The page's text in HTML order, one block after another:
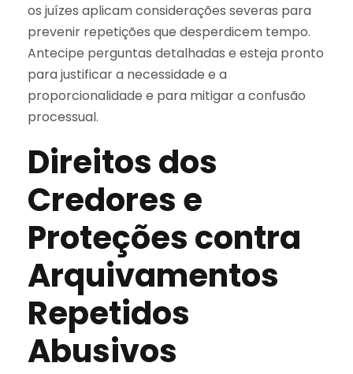
os juízes aplicam considerações severas para
prevenir repetições que desperdicem tempo.
Antecipe perguntas detalhadas e esteja pronto
para justificar a necessidade e a
proporcionalidade e para mitigar a confusão
processual.
Direitos dos
Credores e
Proteções contra
Arquivamentos
Repetidos
Abusivos